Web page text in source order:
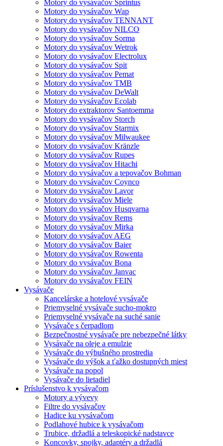
Motory do vysávačov Sprintus
Motory do vysávačov Wap
Motory do vysávačov TENNANT
Motory do vysávačov NILCO
Motory do vysávačov Sorma
Motory do vysávačov Wetrok
Motory do vysávačov Electrolux
Motory do vysávačov Spit
Motory do vysávačov Pemat
Motory do vysávačov TMB
Motory do vysávačov DeWalt
Motory do vysávačov Ecolab
Motory do extraktorov Santoemma
Motory do vysávačov Storch
Motory do vysávačov Starmix
Motory do vysávačov Milwaukee
Motory do vysávačov Kränzle
Motory do vysávačov Rupes
Motory do vysávačov Hitachi
Motory do vysávačov a tepovačov Bohman
Motory do vysávačov Coynco
Motory do vysávačov Lavor
Motory do vysávačov Miele
Motory do vysávačov Husqvarna
Motory do vysávačov Rems
Motory do vysávačov Mirka
Motory do vysávačov AEG
Motory do vysávačov Baier
Motory do vysávačov Rowenta
Motory do vysávačov Bona
Motory do vysávačov Janvac
Motory do vysávačov FEIN
Vysávače
Kancelárske a hotelové vysávače
Priemyselné vysávače sucho-mokro
Priemyselné vysávače na suché sanie
Vysávače s čerpadlom
Bezpečnostné vysávače pre nebezpečné látky
Vysávače na oleje a emulzie
Vysávače do výbušného prostredia
Vysávače do výšok a ťažko dostupných miest
Vysávače na popol
Vysávače do lietadiel
Príslušenstvo k vysávačom
Motory a vývevy
Filtre do vysávačov
Hadice ku vysávačom
Podlahové hubice k vysávačom
Trubice, držadlá a teleskopické nadstavce
Koncovky, spojky, adaptéry a držadlá